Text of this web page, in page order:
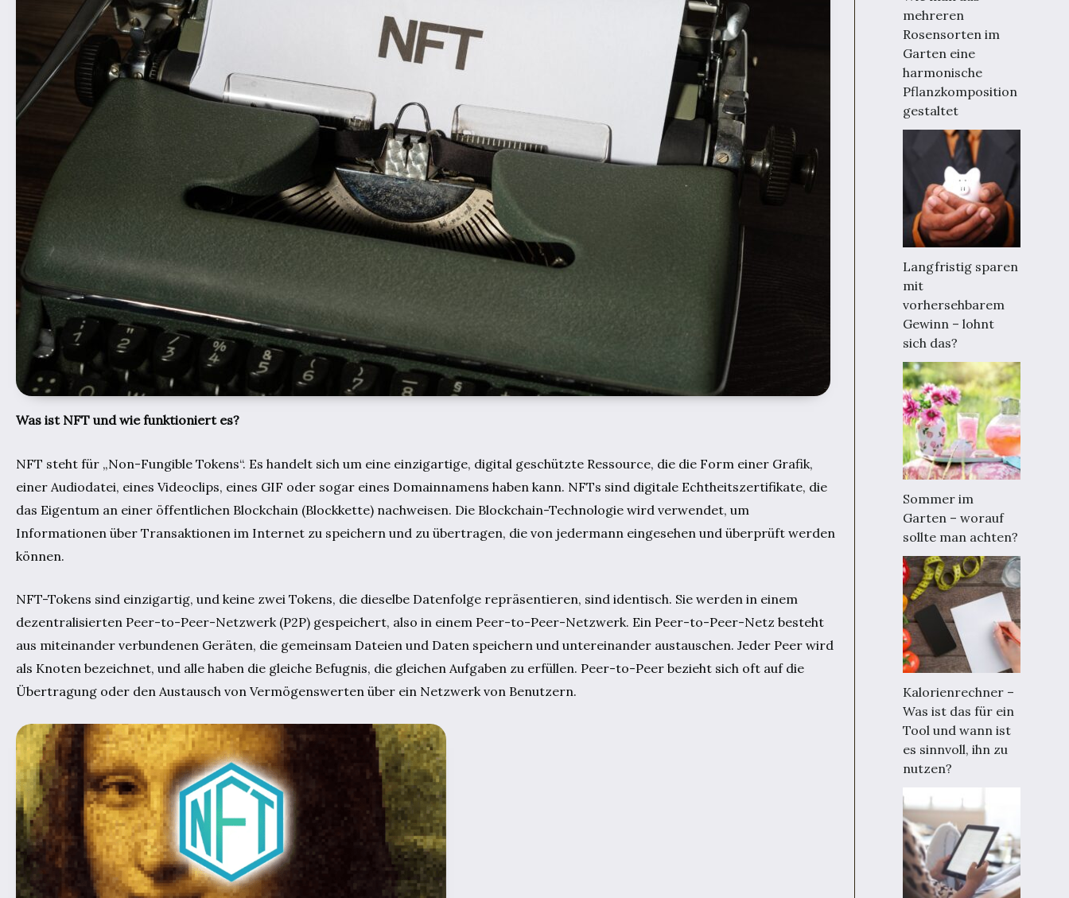
Was ist NFT und wie funktioniert es?
NFT steht für „Non-Fungible Tokens“. Es handelt sich um eine einzigartige, digital geschützte Ressource, die die Form einer Grafik,
einer Audiodatei, eines Videoclips, eines GIF oder sogar eines Domainnamens haben kann. NFTs sind digitale Echtheitszertifikate, die
das Eigentum an einer öffentlichen Blockchain (Blockkette) nachweisen. Die Blockchain-Technologie wird verwendet, um
Informationen über Transaktionen im Internet zu speichern und zu übertragen, die von jedermann eingesehen und überprüft werden
können.
NFT-Tokens sind einzigartig, und keine zwei Tokens, die dieselbe Datenfolge repräsentieren, sind identisch. Sie werden in einem
dezentralisierten Peer-to-Peer-Netzwerk (P2P) gespeichert, also in einem Peer-to-Peer-Netzwerk. Ein Peer-to-Peer-Netz besteht
aus miteinander verbundenen Geräten, die gemeinsam Dateien und Daten speichern und untereinander austauschen. Jeder Peer wird
als Knoten bezeichnet, und alle haben die gleiche Befugnis, die gleichen Aufgaben zu erfüllen. Peer-to-Peer bezieht sich oft auf die
Übertragung oder den Austausch von Vermögenswerten über ein Netzwerk von Benutzern.
mehreren
Rosensorten im
Garten eine
harmonische
Pflanzkomposition
gestaltet
Langfristig sparen
mit
vorhersehbarem
Gewinn – lohnt
sich das?
Sommer im
Garten – worauf
sollte man achten?
Kalorienrechner –
Was ist das für ein
Tool und wann ist
es sinnvoll, ihn zu
nutzen?